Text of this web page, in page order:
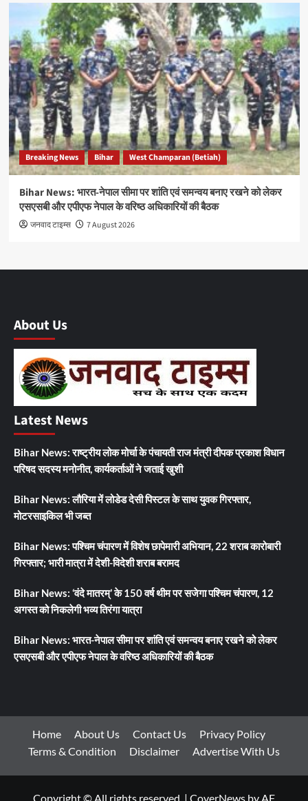
Breaking News Bihar West Champaran (Betiah)
Bihar News: भारत-नेपाल सीमा पर शांति एवं समन्वय बनाए रखने को लेकर
एसएसबी और एपीएफ नेपाल के वरिष्ठ अधिकारियों की बैठक
जनवाद टाइम्स 7 August 2026
About Us
Latest News
Bihar News: राष्ट्रीय लोक मोर्चा के पंचायती राज मंत्री दीपक प्रकाश विधान
परिषद सदस्य मनोनीत, कार्यकर्ताओं ने जताई खुशी
Bihar News: लौरिया में लोडेड देसी पिस्टल के साथ युवक गिरफ्तार,
मोटरसाइकिल भी जब्त
Bihar News: पश्चिम चंपारण में विशेष छापेमारी अभियान, 22 शराब कारोबारी
गिरफ्तार; भारी मात्रा में देशी-विदेशी शराब बरामद
Bihar News: ‘वंदे मातरम्’ के 150 वर्ष थीम पर सजेगा पश्चिम चंपारण, 12
अगस्त को निकलेगी भव्य तिरंगा यात्रा
Bihar News: भारत-नेपाल सीमा पर शांति एवं समन्वय बनाए रखने को लेकर
एसएसबी और एपीएफ नेपाल के वरिष्ठ अधिकारियों की बैठक
Home About Us Contact Us
Privacy Policy
Terms & Condition
Disclaimer Advertise With Us
Copyright © All rights reserved. | CoverNews by AF